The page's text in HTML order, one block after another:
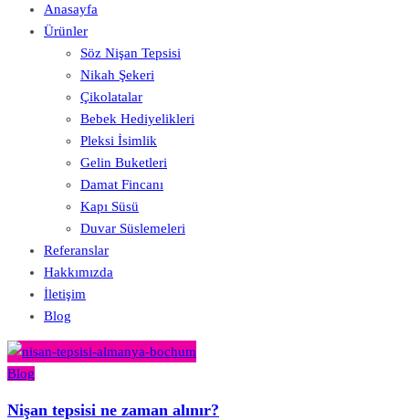
Anasayfa
Ürünler
Söz Nişan Tepsisi
Nikah Şekeri
Çikolatalar
Bebek Hediyelikleri
Pleksi İsimlik
Gelin Buketleri
Damat Fincanı
Kapı Süsü
Duvar Süslemeleri
Referanslar
Hakkımızda
İletişim
Blog
Blog
Nişan tepsisi ne zaman alınır?